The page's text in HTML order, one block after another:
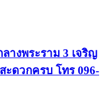
างพระราม 3 เจริญ
ะดวกครบ โทร 096-